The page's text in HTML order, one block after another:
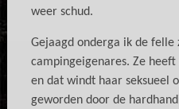
weer schud.
Gejaagd onderga ik de felle
campingeigenares. Ze
en dat windt haar seksueel
geworden door de